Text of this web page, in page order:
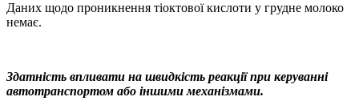
Даних щодо проникнення тіоктової кислоти у грудне молоко
немає.
Здатність впливати на швидкість реакції при керуванні
автотранспортом або іншими механізмами.